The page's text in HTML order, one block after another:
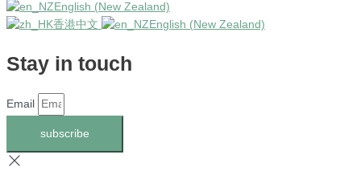
English (New Zealand)
香港中文
English (New Zealand)
Stay in touch
Email
subscribe